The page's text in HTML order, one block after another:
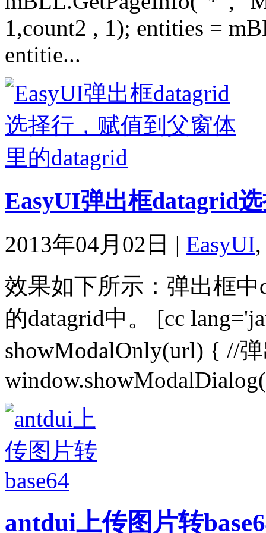
1,count2 , 1); entities =
entitie...
EasyUI弹出框datagrid
2013年04月02日 | EasyUI
效果如下所示：弹出框
的datagrid中。 [cc
showModalOnly(url) { //
antdui上传图片转